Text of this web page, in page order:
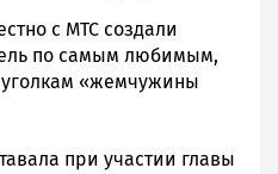
с МТС создали
по самым любимым,
«жемчужины
при участии главы